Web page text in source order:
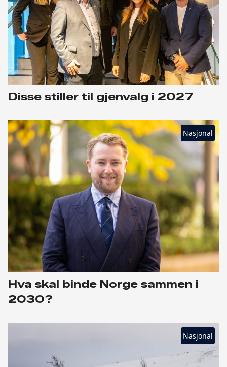
Disse stiller til gjenvalg i 2027
Nasjonal
Hva skal binde Norge sammen i
2030?
Nasjonal